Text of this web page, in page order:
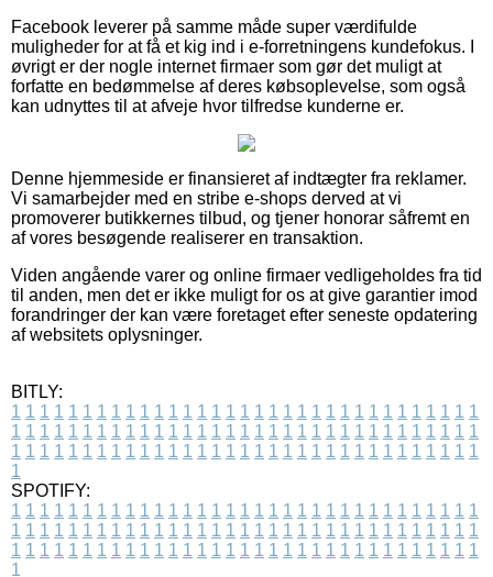
Facebook leverer på samme måde super værdifulde
muligheder for at få et kig ind i e-forretningens kundefokus. I
øvrigt er der nogle internet firmaer som gør det muligt at
forfatte en bedømmelse af deres købsoplevelse, som også
kan udnyttes til at afveje hvor tilfredse kunderne er.
Denne hjemmeside er finansieret af indtægter fra reklamer.
Vi samarbejder med en stribe e-shops derved at vi
promoverer butikkernes tilbud, og tjener honorar såfremt en
af vores besøgende realiserer en transaktion.
Viden angående varer og online firmaer vedligeholdes fra tid
til anden, men det er ikke muligt for os at give garantier imod
forandringer der kan være foretaget efter seneste opdatering
af websitets oplysninger.
BITLY:
1 1 1 1 1 1 1 1 1 1 1 1 1 1 1 1 1 1 1 1 1 1 1 1 1 1 1 1 1 1 1 1 1
1 1 1 1 1 1 1 1 1 1 1 1 1 1 1 1 1 1 1 1 1 1 1 1 1 1 1 1 1 1 1 1 1
1 1 1 1 1 1 1 1 1 1 1 1 1 1 1 1 1 1 1 1 1 1 1 1 1 1 1 1 1 1 1 1 1
1
SPOTIFY:
1 1 1 1 1 1 1 1 1 1 1 1 1 1 1 1 1 1 1 1 1 1 1 1 1 1 1 1 1 1 1 1 1
1 1 1 1 1 1 1 1 1 1 1 1 1 1 1 1 1 1 1 1 1 1 1 1 1 1 1 1 1 1 1 1 1
1 1 1 1 1 1 1 1 1 1 1 1 1 1 1 1 1 1 1 1 1 1 1 1 1 1 1 1 1 1 1 1 1
1